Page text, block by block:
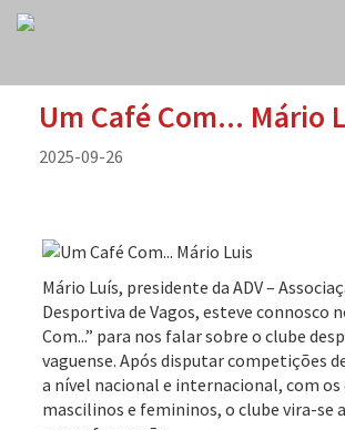
Um Café Com... Mário
2025-09-26
Mário Luís, presidente da ADV –
Desportiva de Vagos, esteve connosco
Com...” para nos falar sobre o clube
vaguense. Após disputar competições
a nível nacional e internacional, com os
mascilinos e femininos, o clube vira-se